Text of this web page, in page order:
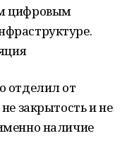
цифровым
отделил от
закрытость и не
наличие